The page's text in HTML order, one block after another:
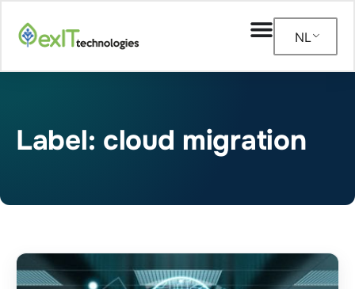
NL
Label: cloud migration